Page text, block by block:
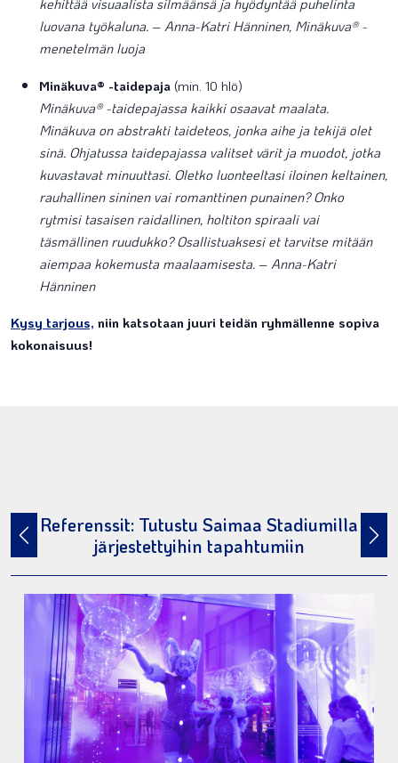
luovana työkaluna. – Anna-Katri Hänninen, Minäkuva® -
menetelmän luoja
Minäkuva® -taidepaja (min. 10 hlö)
Minäkuva® -taidepajassa kaikki osaavat maalata.
Minäkuva on abstrakti taideteos, jonka aihe ja tekijä olet
sinä. Ohjatussa taidepajassa valitset värit ja muodot, jotka
kuvastavat minuuttasi. Oletko luonteeltasi iloinen keltainen,
rauhallinen sininen vai romanttinen punainen? Onko
rytmisi tasaisen raidallinen, holtiton spiraali vai
täsmällinen ruudukko? Osallistuaksesi et tarvitse mitään
aiempaa kokemusta maalaamisesta. – Anna-Katri
Hänninen
Kysy tarjous, niin katsotaan juuri teidän ryhmällenne sopiva
kokonaisuus!
Referenssit: Tutustu Saimaa Stadiumilla
järjestettyihin tapahtumiin